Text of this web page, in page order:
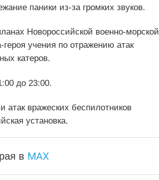
паники из-за громких звуков.
Новороссийской военно-морской
учения по отражению атак
катеров.
до 23:00.
атак вражеских беспилотников
установка.
в MAX